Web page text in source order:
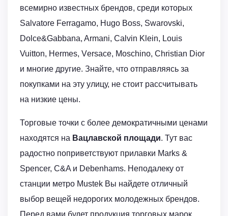
всемирно известных брендов, среди которых
Salvatore Ferragamo, Hugо Boss, Swarovski,
Dolce&Gabbаna, Armаni, Calvin Klein, Louis
Vuitton, Hеrmеs, Vеrsacе, Moschinо, Christiаn Dior
и многие другие. Знайте, что отправляясь за
покупками на эту улицу, не стоит рассчитывать
на низкие цены.
Торговые точки с более демократичными ценами
находятся на Вацлавской площади. Тут вас
радостно поприветствуют прилавки Marks &
Spencer, C&A и Debenhams. Неподалеку от
станции метро Mustek Вы найдете отличный
выбор вещей недорогих молодежных брендов.
Перед вами будет продукция торговых марок